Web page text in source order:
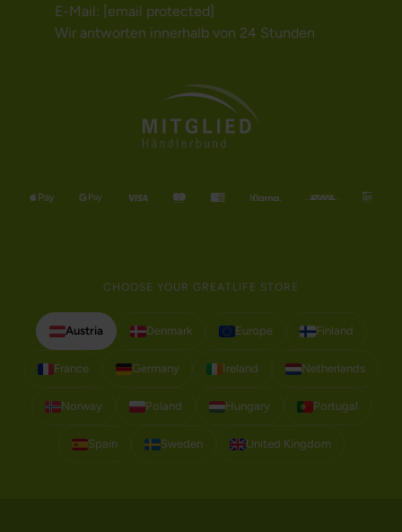
E-Mail: [email protected]
Wir antworten innerhalb von 24 Stunden
CHOOSE YOUR GREATLIFE STORE
Austria Denmark Europe Finland
France Germany Ireland Netherlands
Norway Poland Hungary Portugal
Spain Sweden United Kingdom